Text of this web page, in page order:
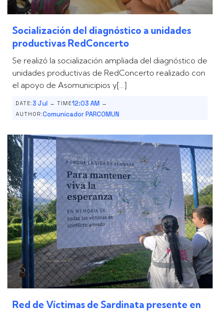
Socialización del diagnóstico a unidades
productivas RedConcerto
Se realizó la socialización ampliada del diagnóstico de
unidades productivas de RedConcerto realizado con
el apoyo de Asomunicipios y[…]
DATE:3 Jul - TIME12:03 AM -
AUTHOR:Comunicador PARCOMUN
Red de Víctimas de Sardinata presente en